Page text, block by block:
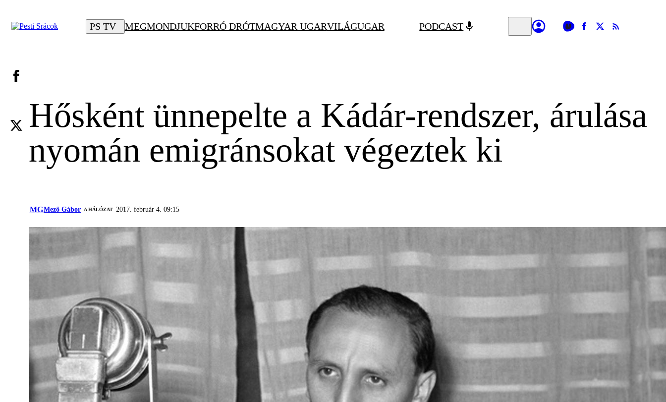
PS TV MEGMONDJUKFORRÓ DRÓTMAGYAR UGARVILÁGUGAR PODCAST
Hősként ünnepelte a Kádár-rendszer, árulása
nyomán emigránsokat végeztek ki
MGMező Gábor A HÁLÓZAT 2017. február 4. 09:15